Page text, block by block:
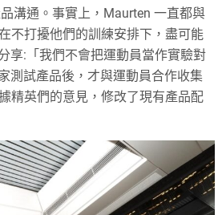
溝通。事實上，Maurten 一直都與
不打擾他們的訓練安排下，盡可能
享:「我們不會把運動員當作實驗對
測試產品後，才與運動員合作收集
精英們的意見，修改了現有產品配